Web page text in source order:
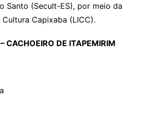
Santo (Secult-ES), por meio da
Capixaba (LICC).
CACHOEIRO DE ITAPEMIRIM